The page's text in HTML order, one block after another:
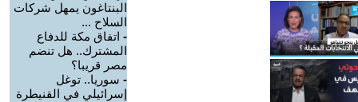
البنتاغون يمهل شركات
السلاح ...
- اتفاق مكة للدفاع
المشترك.. هل تنضم
مصر قريبا؟
- سوريا.. توغل
إسرائيلي في القنيطرة